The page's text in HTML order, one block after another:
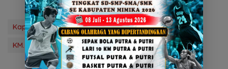
Kapten Kapal Dalam Pencarian
KM. Bayu Sentosa 03 Terbakar Di Perairan Amar